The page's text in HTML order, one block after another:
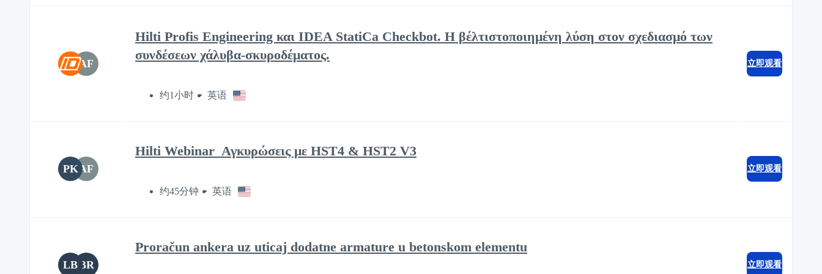
AF
Hilti Profis Engineering και IDEA StatiCa Checkbot. Η βέλτιστοποιημένη λύση στον σχεδιασμό των
συνδέσεων χάλυβα-σκυροδέματος.
约1小时 英语
立即观看
PK AF
Hilti Webinar_Αγκυρώσεις με HST4 & HST2 V3
约45分钟 英语
立即观看
LB BR
Proračun ankera uz uticaj dodatne armature u betonskom elementu
立即观看